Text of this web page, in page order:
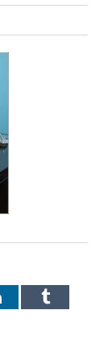
LinkedInTumblr